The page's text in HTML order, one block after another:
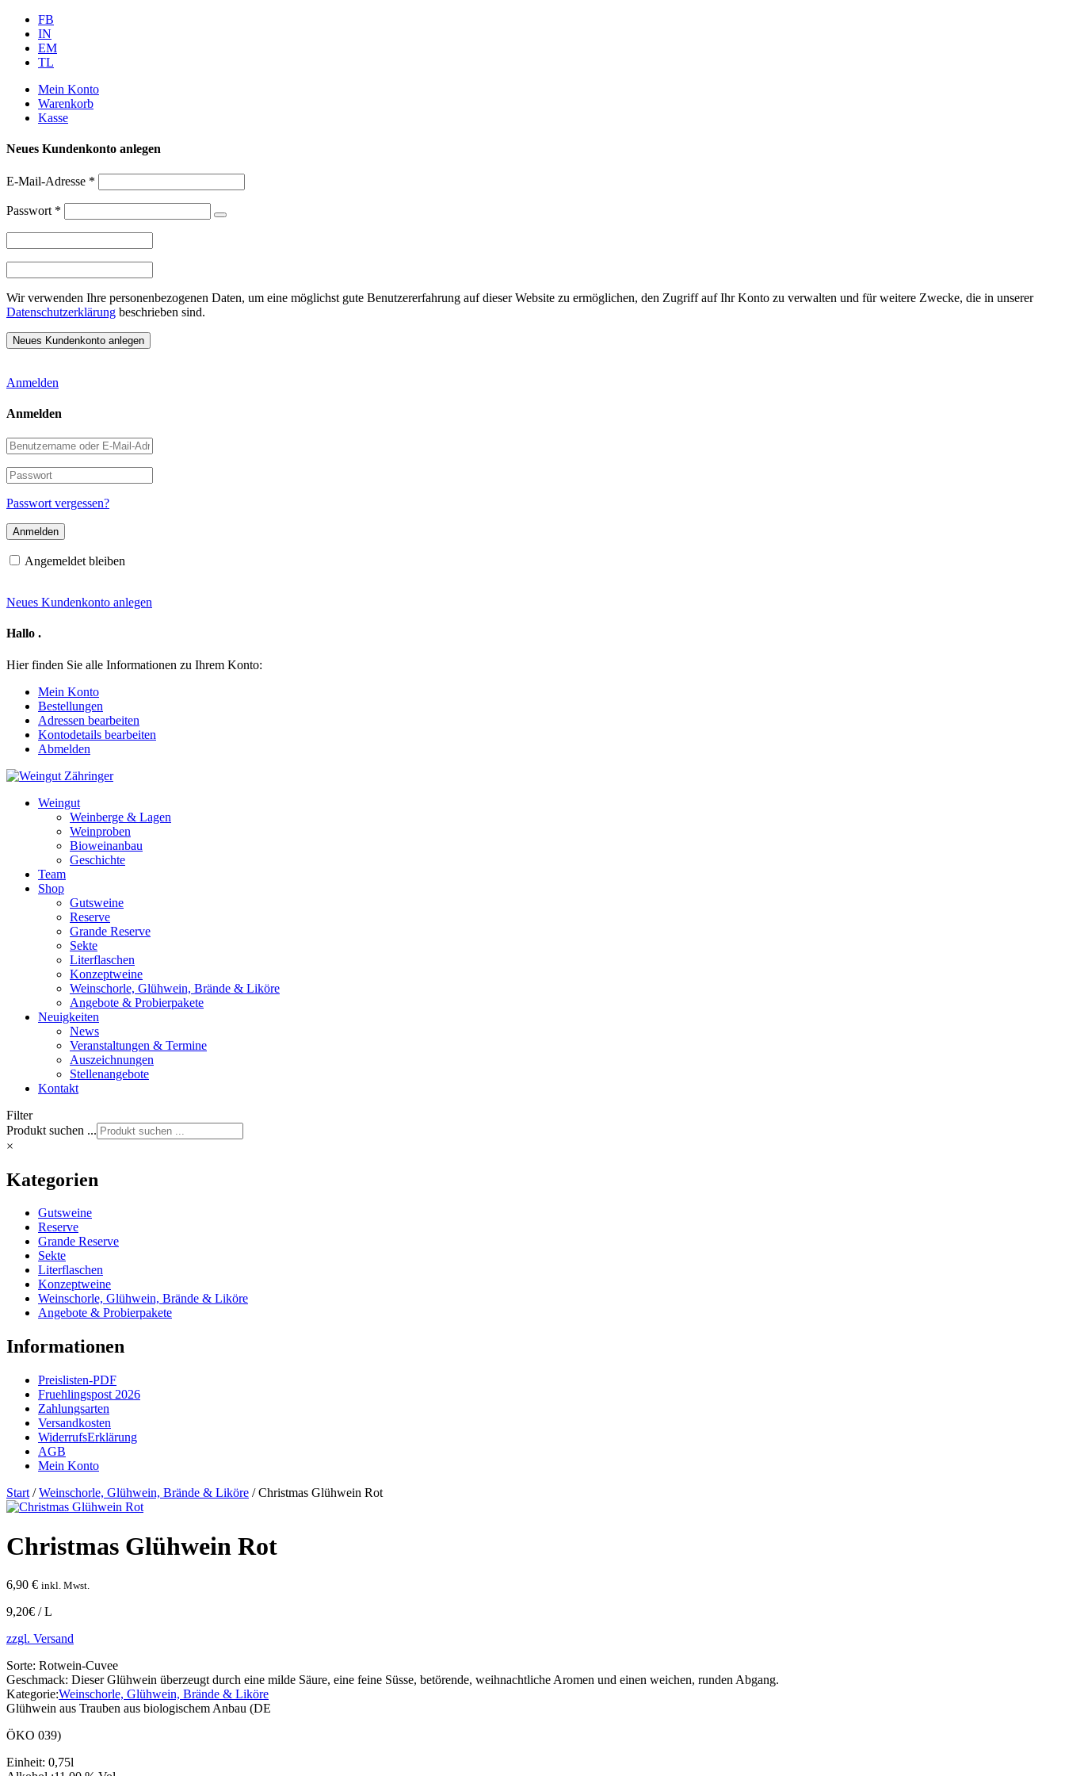
Weiter
zum
Inhalt
FB
IN
EM
TL
Mein Konto
Warenkorb
Kasse
Neues Kundenkonto anlegen
E-Mail-Adresse *
Passwort *
Wir verwenden Ihre personenbezogenen Daten, um eine möglichst gute Benutzererfahrung auf dieser Website zu ermöglichen, den Zugriff auf Ihr Konto zu verwalten und für weitere Zwecke, die in unserer
Datenschutzerklärung beschrieben sind.
Anmelden
Anmelden
Benutzername
oder
E-
Mail-
Adresse
Passwort
Passwort vergessen?
Angemeldet bleiben
Neues Kundenkonto anlegen
Hallo .
Hier finden Sie alle Informationen zu Ihrem Konto:
Mein Konto
Bestellungen
Adressen bearbeiten
Kontodetails bearbeiten
Abmelden
Weingut
Weinberge & Lagen
Weinproben
Bioweinanbau
Geschichte
Team
Shop
Gutsweine
Reserve
Grande Reserve
Sekte
Literflaschen
Konzeptweine
Weinschorle, Glühwein, Brände & Liköre
Angebote & Probierpakete
Neuigkeiten
News
Veranstaltungen & Termine
Auszeichnungen
Stellenangebote
Kontakt
Filter
Produkt suchen ...
×
Kategorien
Gutsweine
Reserve
Grande Reserve
Sekte
Literflaschen
Konzeptweine
Weinschorle, Glühwein, Brände & Liköre
Angebote & Probierpakete
Informationen
Preislisten-PDF
Fruehlingspost 2026
Zahlungsarten
Versandkosten
WiderrufsErklärung
AGB
Mein Konto
Start /Weinschorle, Glühwein, Brände & Liköre / Christmas Glühwein Rot
Christmas Glühwein Rot
6,90 € inkl. Mwst.
9,20€ / L
zzgl. Versand
Sorte: Rotwein-Cuvee
Geschmack: Dieser Glühwein überzeugt durch eine milde Säure, eine feine Süsse, betörende, weihnachtliche Aromen und einen weichen, runden Abgang.
Kategorie:Weinschorle, Glühwein, Brände & Liköre
Glühwein aus Trauben aus biologischem Anbau (DE
ÖKO 039)
Einheit: 0,75l